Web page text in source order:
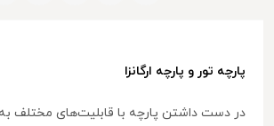
پارچه تور و پارچه ارگانزا
در دست داشتن پارچه با قابلیت‌های مختلف